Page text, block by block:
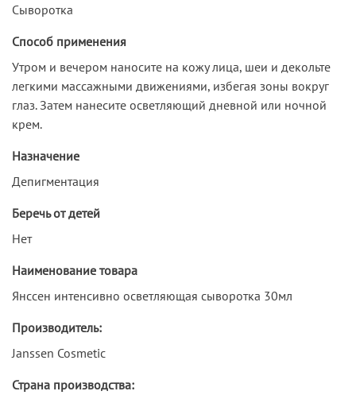
Сыворотка
Способ применения
Утром и вечером наносите на кожу лица, шеи и декольте
легкими массажными движениями, избегая зоны вокруг
глаз. Затем нанесите осветляющий дневной или ночной
крем.
Назначение
Депигментация
Беречь от детей
Нет
Наименование товара
Янссен интенсивно осветляющая сыворотка 30мл
Производитель:
Janssen Cosmetic
Страна производства: